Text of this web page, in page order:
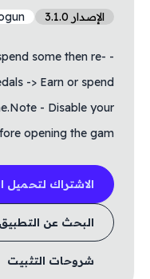
الإصدار 3.1.0
some then re-
-> Earn or spend
- Disable your
opening the gam
الاشتراك لتحميل
البحث عن
شروحات التثبيت